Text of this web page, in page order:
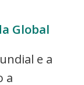
Global
e a
a